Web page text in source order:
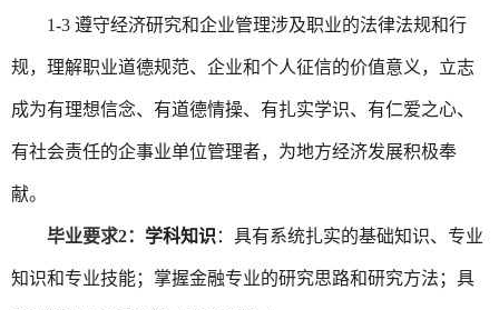
1-3 遵守经济研究和企业管理涉及职业的法律法规和行
规，理解职业道德规范、企业和个人征信的价值意义，立志
成为有理想信念、有道德情操、有扎实学识、有仁爱之心、
有社会责任的企事业单位管理者，为地方经济发展积极奉
献。
毕业要求2： 学科知识 ：具有系统扎实的基础知识、专业
知识和专业技能；掌握金融专业的研究思路和研究方法；具